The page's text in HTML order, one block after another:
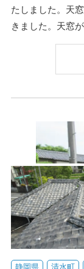
たしました。天
きました。天窓
が今回は1面の
静岡県 清水町